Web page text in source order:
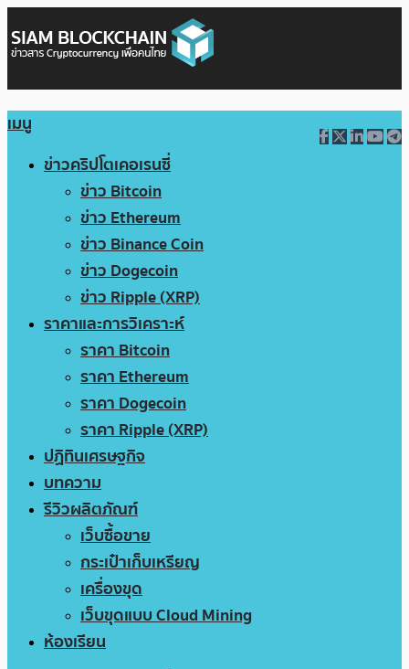
เมนู
ข่าวคริปโตเคอเรนซี่
ข่าว Bitcoin
ข่าว Ethereum
ข่าว Binance Coin
ข่าว Dogecoin
ข่าว Ripple (XRP)
ราคาและการวิเคราะห์
ราคา Bitcoin
ราคา Ethereum
ราคา Dogecoin
ราคา Ripple (XRP)
ปฏิทินเศรษฐกิจ
บทความ
รีวิวผลิตภัณฑ์
เว็บซื้อขาย
กระเป๋าเก็บเหรียญ
เครื่องขุด
เว็บขุดแบบ Cloud Mining
ห้องเรียน